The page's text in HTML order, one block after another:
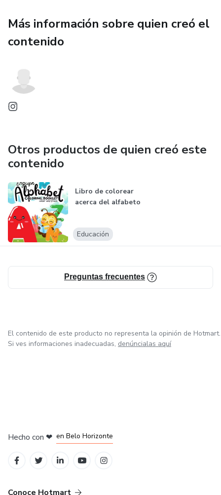
Más información sobre quien creó el
contenido
Otros productos de quien creó este
contenido
Libro de colorear
acerca del alfabeto
Educación
Preguntas frecuentes
El contenido de este producto no representa la opinión de Hotmart.
Si ves informaciones inadecuadas, denúncialas aquí
Hecho con ❤ en Belo Horizonte
Conoce Hotmart